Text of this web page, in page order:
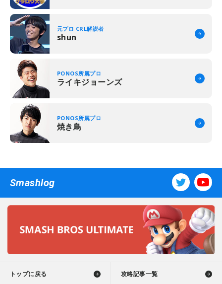
元プロ CRL解説者
shun
PONOS所属プロ
ライキジョーンズ
PONOS所属プロ
焼き鳥
Smashlog
トップに戻る 攻略記事一覧